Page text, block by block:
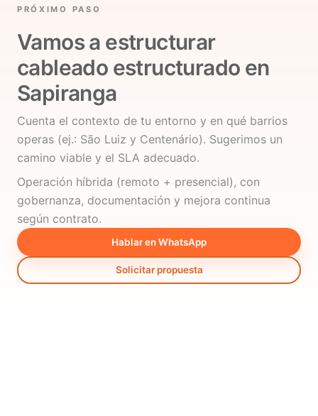
PRÓXIMO PASO
Vamos a estructurar
cableado estructurado en
Sapiranga
Cuenta el contexto de tu entorno y en qué barrios
operas (ej.: São Luiz y Centenário). Sugerimos un
camino viable y el SLA adecuado.
Operación híbrida (remoto + presencial), con
gobernanza, documentación y mejora continua
según contrato.
Hablar en WhatsApp
Solicitar propuesta